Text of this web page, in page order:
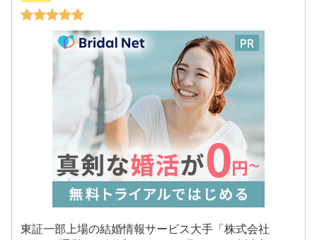
東証一部上場の結婚情報サービス大手「株式会社